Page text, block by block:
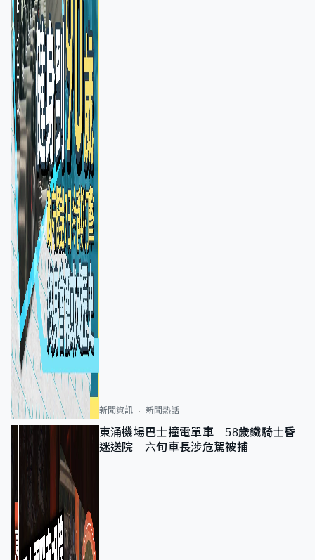
新聞資訊 新聞熱話
東涌機場巴士撞電單車 58歲鐵騎士昏
迷送院 六旬車長涉危駕被捕